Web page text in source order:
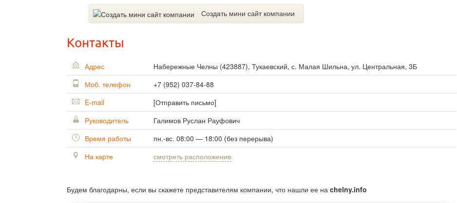
Создать мини сайт компании
Контакты
Адрес Набережные Челны (423887), Тукаевский, с. Малая Шильна, ул. Центральная, 3Б
Моб. телефон
+7 (952) 037-84-88
E-mail
[Отправить письмо]
Руководитель
Галимов Руслан Рауфович
Время работы
пн.-вс. 08:00 — 18:00 (без перерыва)
На карте
смотреть расположение
Будем благодарны, если вы скажете представителям компании, что нашли ее на chelny.info